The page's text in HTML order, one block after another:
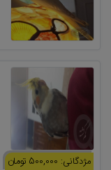
مژدگانی: 500,000 تومان